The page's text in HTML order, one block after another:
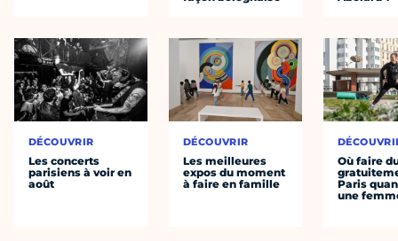
DÉCOUVRIR
Les concerts
parisiens à voir en
août
DÉCOUVRIR
Les meilleures
expos du moment
à faire en famille
Où faire
Paris
une